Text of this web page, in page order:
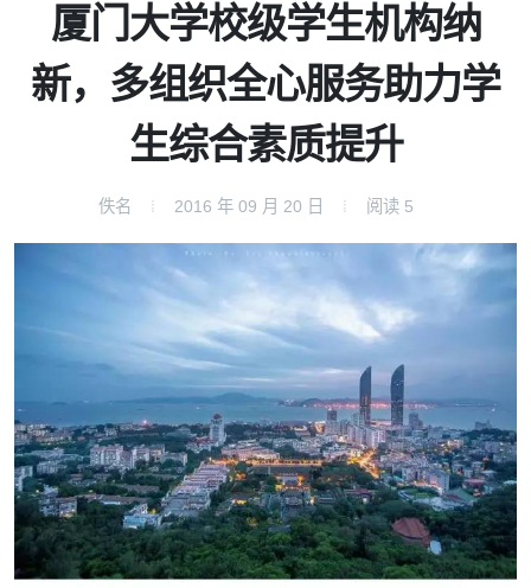
厦门大学校级学生机构纳
新，多组织全心服务助力学
生综合素质提升
佚名 2016 年 09 月 20 日 阅读 5